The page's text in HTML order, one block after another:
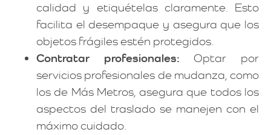
calidad y etiquételas claramente. Esto
facilita el desempaque y asegura que los
objetos frágiles estén protegidos.
Contratar profesionales: Optar por
servicios profesionales de mudanza, como
los de Más Metros, asegura que todos los
aspectos del traslado se manejen con el
máximo cuidado.